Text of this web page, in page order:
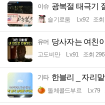
이슈 광복절 태극기
슬기로움 Lv.92 조
유머 당사자는 여친
고도비만 Lv.91 조회
기타 한블리 _ 자리
돌체콜드부르 Lv.79